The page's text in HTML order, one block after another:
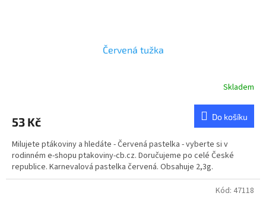
Červená tužka
Skladem
53 Kč Do košíku
Milujete ptákoviny a hledáte - Červená pastelka - vyberte si v
rodinném e-shopu ptakoviny-cb.cz. Doručujeme po celé České
republice. Karnevalová pastelka červená. Obsahuje 2,3g.
Kód: 47118